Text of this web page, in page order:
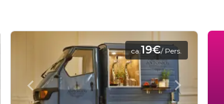
ca.19€/ Pers.